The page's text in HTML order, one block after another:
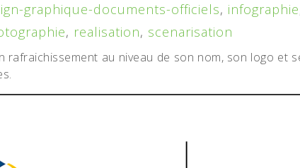
graphique-documents-officiels, infographie
, realisation, scenarisation
rafraichissement au niveau de son nom, son logo et